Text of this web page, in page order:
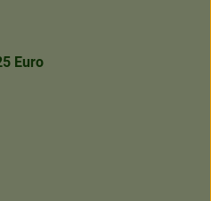
Euro